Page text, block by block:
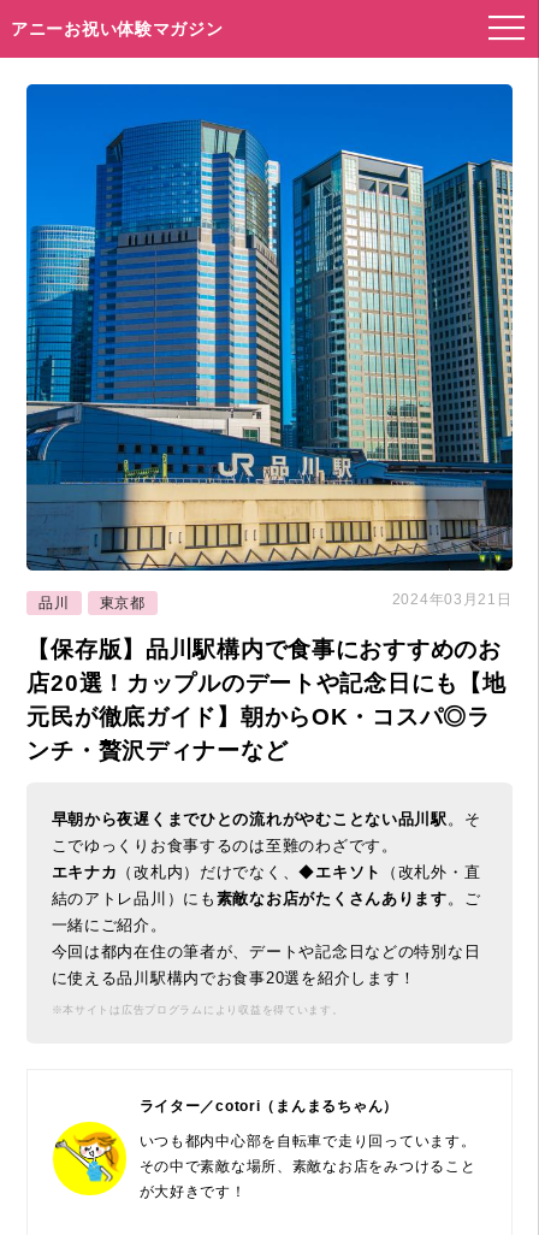
アニーお祝い体験マガジン
品川 東京都 2024年03月21日
【保存版】品川駅構内で食事におすすめのお
店20選！カップルのデートや記念日にも【地
元民が徹底ガイド】朝からOK・コスパ◎ラ
ンチ・贅沢ディナーなど
早朝から夜遅くまでひとの流れがやむことない品川駅 。そ
こでゆっくりお食事するのは至難のわざです。
エキナカ （改札内）だけでなく、◆エキソト
（改札外・直
結のアトレ品川）にも 素敵なお店がたくさんあります 。ご
一緒にご紹介。
今回は都内在住の筆者が、デートや記念日などの特別な日
に使える品川駅構内でお食事20選を紹介します！
※本サイトは広告プログラムにより収益を得ています。
ライター／cotori（まんまるちゃん）
いつも都内中心部を自転車で走り回っています。
その中で素敵な場所、素敵なお店をみつけること
が大好きです！